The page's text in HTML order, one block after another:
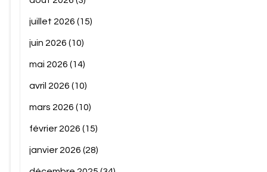
juillet 2026 (15)
juin 2026 (10)
mai 2026 (14)
avril 2026 (10)
mars 2026 (10)
février 2026 (15)
janvier 2026 (28)